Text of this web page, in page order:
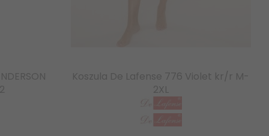
Koszula De Lafense 776 Violet kr/r M-
2XL